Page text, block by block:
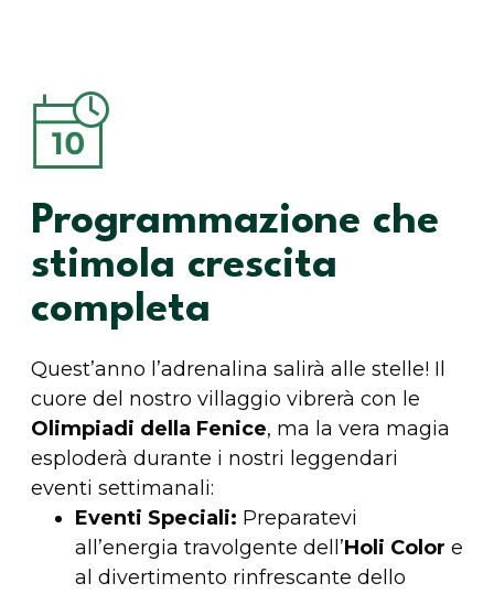
Programmazione che
stimola crescita
completa
Quest’anno l’adrenalina salirà alle stelle! Il
cuore del nostro villaggio vibrerà con le
Olimpiadi della Fenice, ma la vera magia
esploderà durante i nostri leggendari
eventi settimanali:
Eventi Speciali: Preparatevi
all’energia travolgente dell’Holi Color e
al divertimento rinfrescante dello